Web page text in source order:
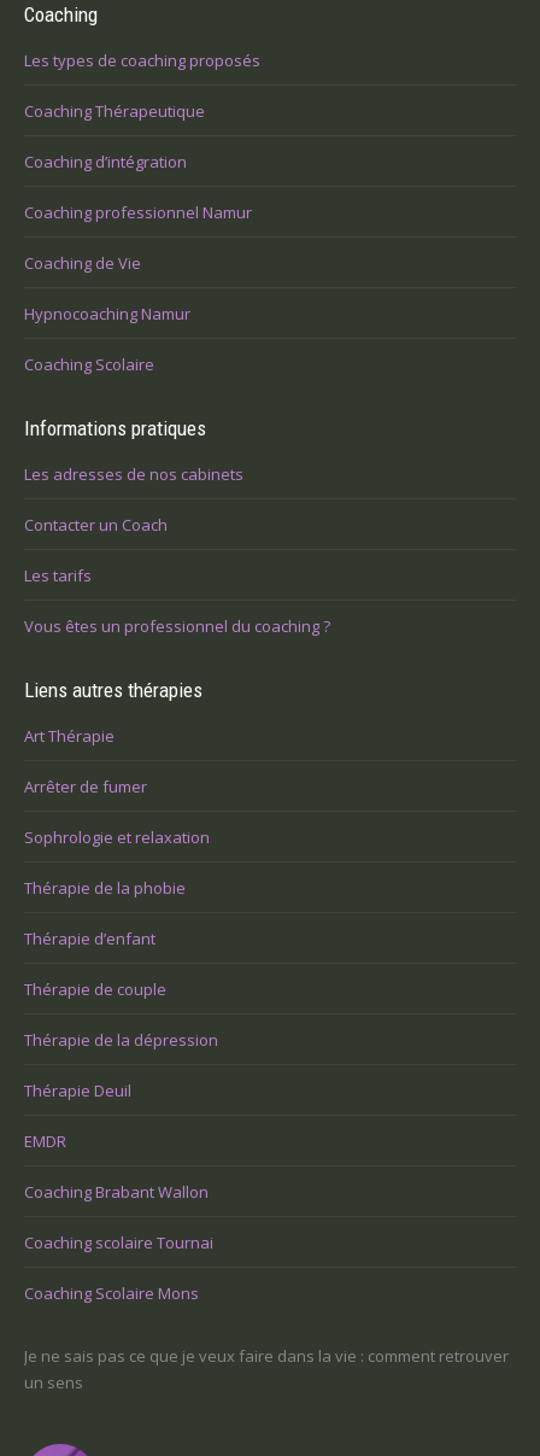
Coaching
Les types de coaching proposés
Coaching Thérapeutique
Coaching d’intégration
Coaching professionnel Namur
Coaching de Vie
Hypnocoaching Namur
Coaching Scolaire
Informations pratiques
Les adresses de nos cabinets
Contacter un Coach
Les tarifs
Vous êtes un professionnel du coaching ?
Liens autres thérapies
Art Thérapie
Arrêter de fumer
Sophrologie et relaxation
Thérapie de la phobie
Thérapie d’enfant
Thérapie de couple
Thérapie de la dépression
Thérapie Deuil
EMDR
Coaching Brabant Wallon
Coaching scolaire Tournai
Coaching Scolaire Mons
Je ne sais pas ce que je veux faire dans la vie : comment retrouver
un sens